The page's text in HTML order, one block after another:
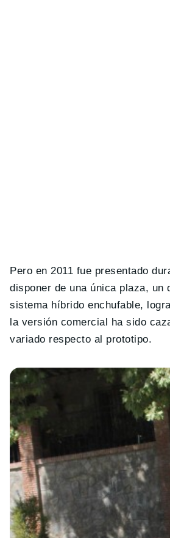
Pero en 2011 fue presentado
disponer de una única plaza,
sistema híbrido enchufable,
la versión comercial ha sido
variado respecto al prototipo.